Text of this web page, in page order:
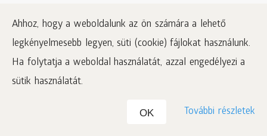
Ahhoz, hogy a weboldalunk az ön számára a lehető
legkényelmesebb legyen, süti (cookie) fájlokat használunk.
Ha folytatja a weboldal használatát, azzal engedélyezi a
sütik használatát.
OK További részletek
A fogyasztók bíróságon kívüli jogvitáinak rendezésével az adás-vételi
egyezség alapján a cseh kereskedelmi felügyelet foglalkozik, mely a